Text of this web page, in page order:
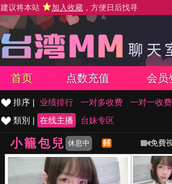
建议将本站 加入收藏 ，方便日后找寻
首页 点数充值 会员
排序 | 业绩排行 一对多收费 一对一收费
類別 | 在线主播 台妹专区
小籠包兒 休息中 免費